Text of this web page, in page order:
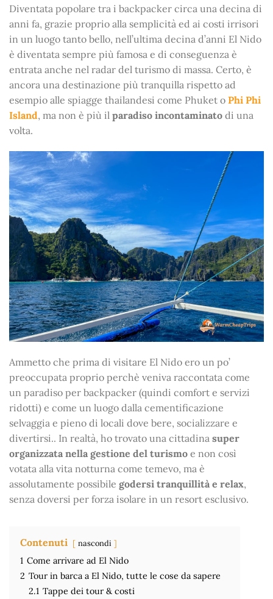
Diventata popolare tra i backpacker circa una decina di
anni fa, grazie proprio alla semplicità ed ai costi irrisori
in un luogo tanto bello, nell’ultima decina d’anni El Nido
è diventata sempre più famosa e di conseguenza è
entrata anche nel radar del turismo di massa. Certo, è
ancora una destinazione più tranquilla rispetto ad
esempio alle spiagge thailandesi come Phuket o Phi Phi
Island, ma non è più il paradiso incontaminato di una
volta.
Ammetto che prima di visitare El Nido ero un po’
preoccupata proprio perchè veniva raccontata come
un paradiso per backpacker (quindi comfort e servizi
ridotti) e come un luogo dalla cementificazione
selvaggia e pieno di locali dove bere, socializzare e
divertirsi.. In realtà, ho trovato una cittadina super
organizzata nella gestione del turismo e non così
votata alla vita notturna come temevo, ma è
assolutamente possibile godersi tranquillità e relax,
senza doversi per forza isolare in un resort esclusivo.
Contenuti nascondi
1 Come arrivare ad El Nido
2 Tour in barca a El Nido, tutte le cose da sapere
2.1 Tappe dei tour & costi